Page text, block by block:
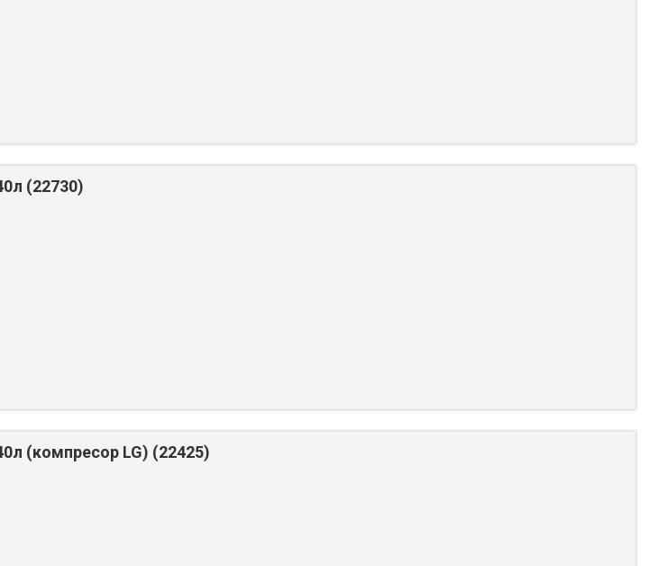
(22730)
(компресор LG) (22425)